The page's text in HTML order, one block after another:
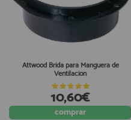
Attwood Brida para Manguera de
Ventilacion
10,60€
comprar